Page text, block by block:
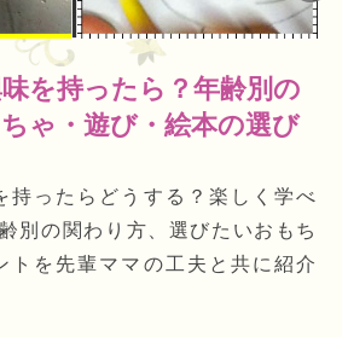
小学生の学年と年齢の早見
れの仕組みと入学時期を徹
由を、学校教育法と年齢計算の法
説。早生まれ育児での関わり方の
当など公的制度との関係も紹介しま